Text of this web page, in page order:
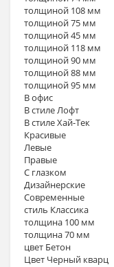
толщиной 108 мм
толщиной 75 мм
толщиной 45 мм
толщиной 118 мм
толщиной 90 мм
толщиной 88 мм
толщиной 95 мм
В офис
В стиле Лофт
В стиле Хай-Тек
Красивые
Левые
Правые
С глазком
Дизайнерские
Современные
стиль Классика
толщина 100 мм
толщина 70 мм
цвет Бетон
Цвет Черный кварц